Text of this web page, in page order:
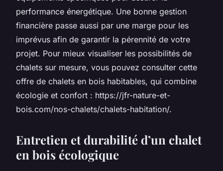
performance énergétique. Une bonne gestion
financière passe aussi par une marge pour les
imprévus afin de garantir la pérennité de votre
projet. Pour mieux visualiser les possibilités de
chalets sur mesure, vous pouvez consulter cette
offre de chalets en bois habitables, qui combine
écologie et confort : https://jfr-nature-et-
bois.com/nos-chalets/chalets-habitation/.
Entretien et durabilité d’un chalet
en bois écologique